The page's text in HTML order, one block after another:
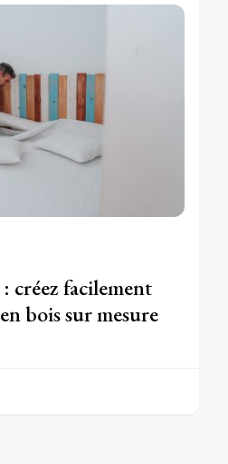
créez facilement
bois sur mesure